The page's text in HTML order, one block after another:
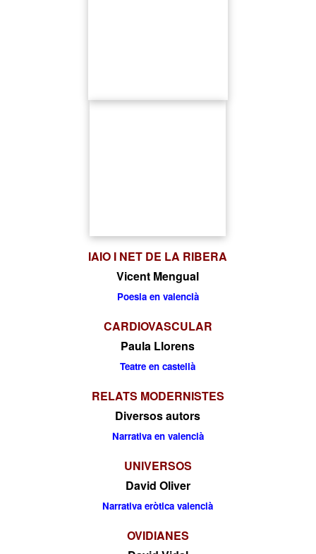
IAIO I NET DE LA RIBERA
Vicent Mengual
Poesia en valencià
CARDIOVASCULAR
Paula Llorens
Teatre en castellà
RELATS MODERNISTES
Diversos autors
Narrativa en valencià
UNIVERSOS
David Oliver
Narrativa eròtica valencià
OVIDIANES